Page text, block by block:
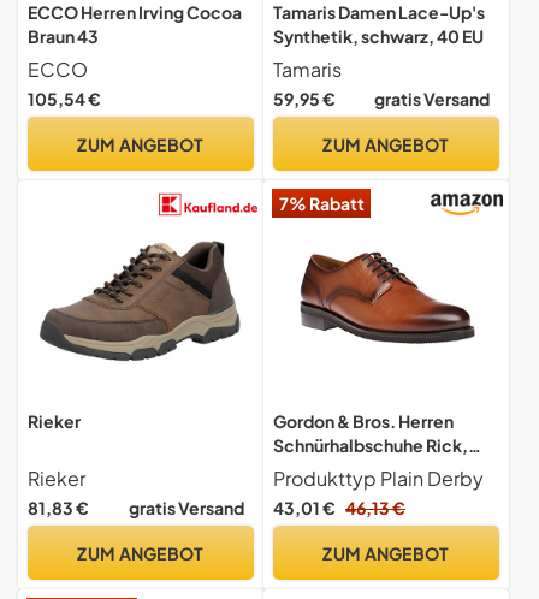
ECCO Herren Irving Cocoa
Braun 43
ECCO
105,54 €
ZUM ANGEBOT
Tamaris Damen Lace-Up's
Synthetik, schwarz, 40 EU
Tamaris
59,95 € gratis Versand
ZUM ANGEBOT
Rieker
Rieker
81,83 € gratis Versand
ZUM ANGEBOT
7% Rabatt
Gordon & Bros. Herren
Schnürhalbschuhe Rick,
Männer
Businessschuhe,Low-
tie,schnürschuhe,schnürer,
he,TAN,43 EU / 9 UK
Produkttyp Plain Derby
43,01 € 46,13 €
ZUM ANGEBOT